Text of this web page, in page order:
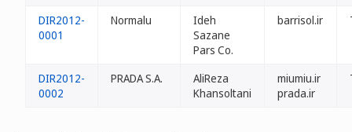
DIR2012-
0001
Normalu
Ideh
Sazane
Pars Co.
barrisol.ir
DIR2012-
0002
PRADA S.A.
AliReza
Khansoltani
miumiu.ir
prada.ir